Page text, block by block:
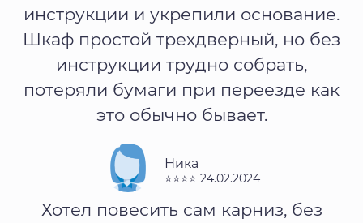
инструкции и укрепили основание.
Шкаф простой трехдверный, но без
инструкции трудно собрать,
потеряли бумаги при переезде как
это обычно бывает.
Ника
⭐⭐⭐⭐ 24.02.2024
Хотел повесить сам карниз, без